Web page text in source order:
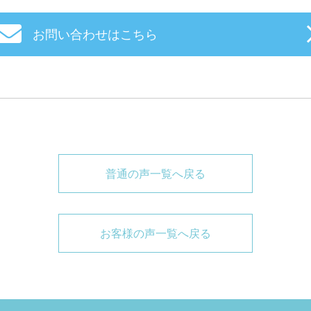
お問い合わせはこちら
普通の声一覧へ戻る
お客様の声一覧へ戻る